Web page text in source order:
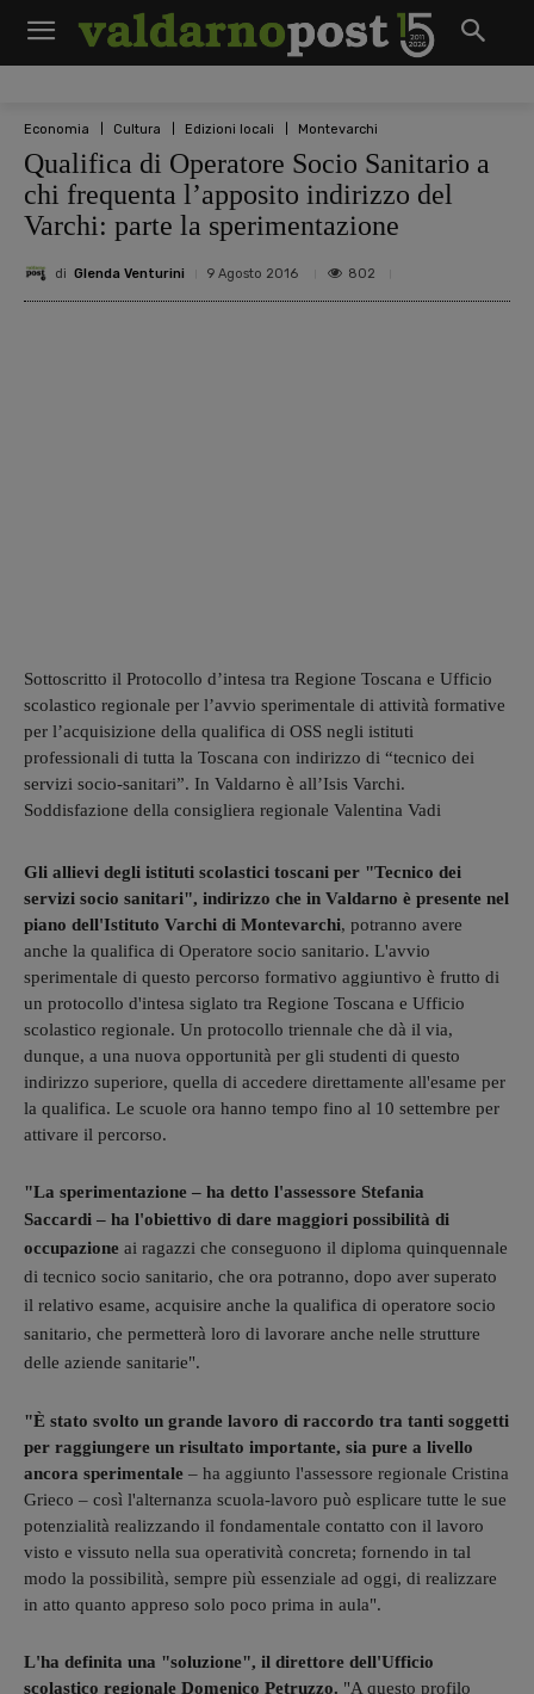
Economia Cultura Edizioni locali Montevarchi
Qualifica di Operatore Socio Sanitario a
chi frequenta l’apposito indirizzo del
Varchi: parte la sperimentazione
di Glenda Venturini 9 Agosto 2016 802
Sottoscritto il Protocollo d’intesa tra Regione Toscana e Ufficio
scolastico regionale per l’avvio sperimentale di attività formative
per l’acquisizione della qualifica di OSS negli istituti
professionali di tutta la Toscana con indirizzo di “tecnico dei
servizi socio-sanitari”. In Valdarno è all’Isis Varchi.
Soddisfazione della consigliera regionale Valentina Vadi
Gli allievi degli istituti scolastici toscani per "Tecnico dei
servizi socio sanitari", indirizzo che in Valdarno è presente nel
piano dell'Istituto Varchi di Montevarchi, potranno avere
anche la qualifica di Operatore socio sanitario. L'avvio
sperimentale di questo percorso formativo aggiuntivo è frutto di
un protocollo d'intesa siglato tra Regione Toscana e Ufficio
scolastico regionale. Un protocollo triennale che dà il via,
dunque, a una nuova opportunità per gli studenti di questo
indirizzo superiore, quella di accedere direttamente all'esame per
la qualifica. Le scuole ora hanno tempo fino al 10 settembre per
attivare il percorso.
"La sperimentazione – ha detto l'assessore Stefania
Saccardi – ha l'obiettivo di dare maggiori possibilità di
occupazione ai ragazzi che conseguono il diploma quinquennale
di tecnico socio sanitario, che ora potranno, dopo aver superato
il relativo esame, acquisire anche la qualifica di operatore socio
sanitario, che permetterà loro di lavorare anche nelle strutture
delle aziende sanitarie".
"È stato svolto un grande lavoro di raccordo tra tanti soggetti
per raggiungere un risultato importante, sia pure a livello
ancora sperimentale – ha aggiunto l'assessore regionale Cristina
Grieco – così l'alternanza scuola-lavoro può esplicare tutte le sue
potenzialità realizzando il fondamentale contatto con il lavoro
visto e vissuto nella sua operatività concreta; fornendo in tal
modo la possibilità, sempre più essenziale ad oggi, di realizzare
in atto quanto appreso solo poco prima in aula".
L'ha definita una "soluzione", il direttore dell'Ufficio
scolastico regionale Domenico Petruzzo. "A questo profilo